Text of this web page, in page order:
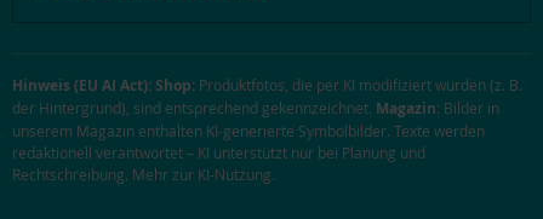
Hinweis (EU AI Act):Shop: Produktfotos, die per KI modifiziert wurden (z. B.
der Hintergrund), sind entsprechend gekennzeichnet. Magazin: Bilder in
unserem Magazin enthalten KI-generierte Symbolbilder. Texte werden
redaktionell verantwortet – KI unterstützt nur bei Planung und
Rechtschreibung. Mehr zur KI-Nutzung.